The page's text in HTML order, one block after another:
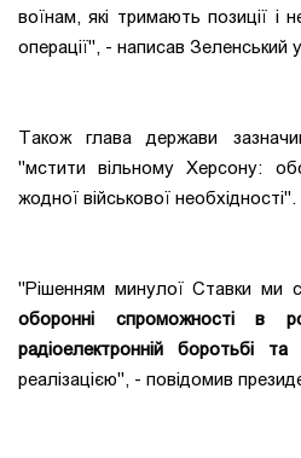
воїнам, які тримають позиції і
операції", - написав Зеленський
Також глава держави
"мстити вільному Херсону:
жодної військової необхідності".
"Рішенням минулої Ставки ми
оборонні спроможності в
радіоелектронній боротьбі
реалізацією", - повідомив